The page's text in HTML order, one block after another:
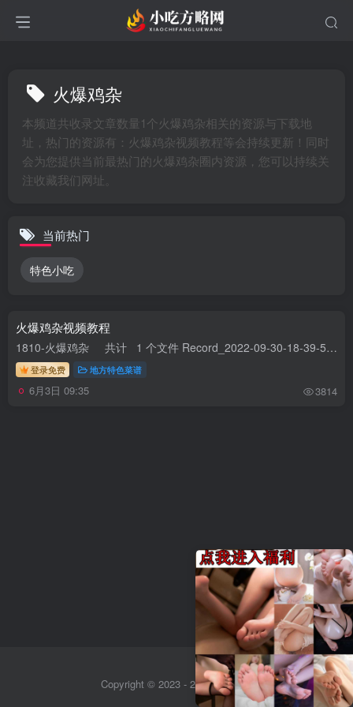
火爆鸡杂
本频道共收录文章数量1个火爆鸡杂相关的资源与下载地
址，热门的资源有：火爆鸡杂视频教程等会持续更新！同时
会为您提供当前最热门的火爆鸡杂圈内资源，您可以持续关
注收藏我们网址。
当前热门
特色小吃
火爆鸡杂视频教程
1810-火爆鸡杂 共计 1 个文件 Record_2022-09-30-18-39-54.mp4 大小 409.34M
登录免费 地方特色菜谱
6月3日 09:35 3814
Copyright © 2023 - 2026Sitemap